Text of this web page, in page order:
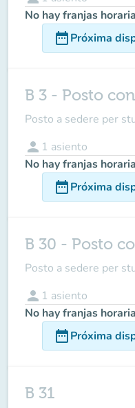
No hay franjas
date_rangePróxima
B 3 - Posto
Posto a sedere per
person 1 asiento
No hay franjas
date_rangePróxima
B 30 - Posto
Posto a sedere per
person 1 asiento
No hay franjas
date_rangePróxima
B 31